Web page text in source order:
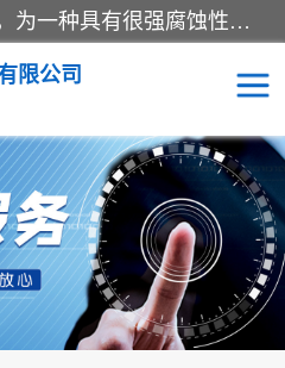
氢氧化钠化学式为NaOH，为一种具有很强腐蚀性的强碱，一般为片状或颗粒形态，易溶于水(溶于水时放热)并形成碱性溶液，另有潮解性，易吸取空气中的水蒸气(潮解)和(变质)。NaOH是化学实验室其中一种必备的化学品，亦为常见的化工品之一。纯品是无色透明的晶体。密度2.130g/cm3。熔点318.4℃。沸点1390℃。工业品含有少量的氯化和碳酸，是白色不透明的晶体。
限公司
氢氧化钠
硫代硫酸钠
醋酸钠